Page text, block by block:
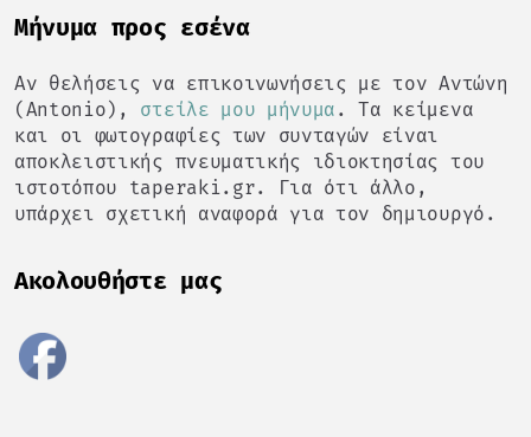
Mήνυμα προς εσένα
Αν θελήσεις να επικοινωνήσεις με τον Αντώνη
(Antonio), στείλε μου μήνυμα . Τα κείμενα
και οι φωτογραφίες των συνταγών είναι
αποκλειστικής πνευματικής ιδιοκτησίας του
ιστοτόπου taperaki.gr. Για ότι άλλο,
υπάρχει σχετική αναφορά για τον δημιουργό.
Ακολουθήστε μας